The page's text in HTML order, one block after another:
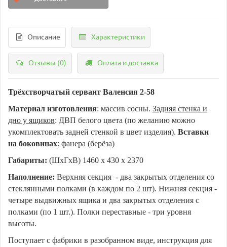
Описание Характеристики
Отзывы (0) Оплата и доставка
Трёхстворчатый сервант Валенсия 2-58
Материал изготовления: массив сосны. Задняя стенка и
дно у ящиков: ДВП белого цвета (по желанию можно
укомплектовать задней стенкой в цвет изделия). Вставки
на боковинах: фанера (берёза)
Габариты: (ШхГхВ) 1460 х 430 х 2370
Наполнение: Верхняя секция - два закрытых отделения со
стеклянными полками (в каждом по 2 шт). Нижняя секция -
четыре выдвижных ящика и два закрытых отделения с
полками (по 1 шт.). Полки переставные - три уровня
высоты.
Поступает с фабрики в разобранном виде, инструкция для